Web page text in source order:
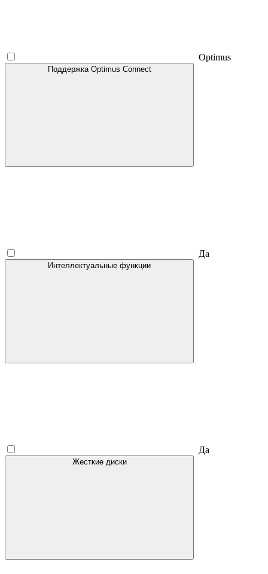
Optimus
Поддержка Optimus Connect
Да
Интеллектуальные функции
Да
Жесткие диски